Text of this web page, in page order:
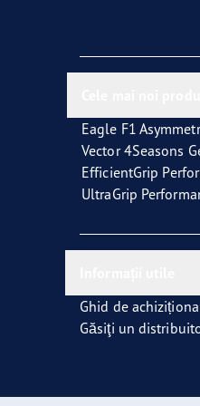
Eagle F1
Vector 4Seasons
EfficientGrip
UltraGrip
Ghid de
Găsiţi un